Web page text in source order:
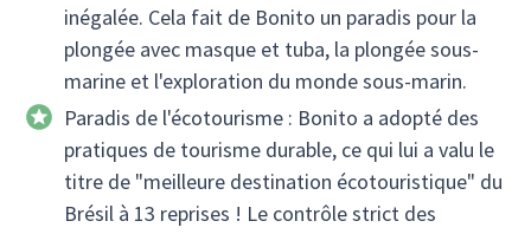
inégalée. Cela fait de Bonito un paradis pour la
plongée avec masque et tuba, la plongée sous-
marine et l'exploration du monde sous-marin.
Paradis de l'écotourisme : Bonito a adopté des
pratiques de tourisme durable, ce qui lui a valu le
titre de "meilleure destination écotouristique" du
Brésil à 13 reprises ! Le contrôle strict des